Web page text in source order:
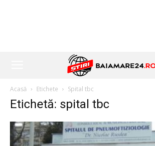
Acasă Etichete Spital tbc
Etichetă: spital tbc